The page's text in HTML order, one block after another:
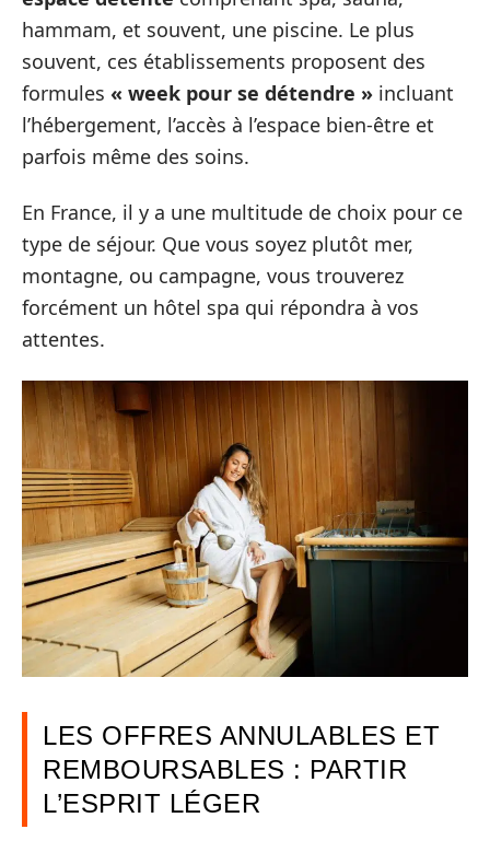
hammam, et souvent, une piscine. Le plus
souvent, ces établissements proposent des
formules « week pour se détendre » incluant
l’hébergement, l’accès à l’espace bien-être et
parfois même des soins.
En France, il y a une multitude de choix pour ce
type de séjour. Que vous soyez plutôt mer,
montagne, ou campagne, vous trouverez
forcément un hôtel spa qui répondra à vos
attentes.
LES OFFRES ANNULABLES ET
REMBOURSABLES : PARTIR
L’ESPRIT LÉGER